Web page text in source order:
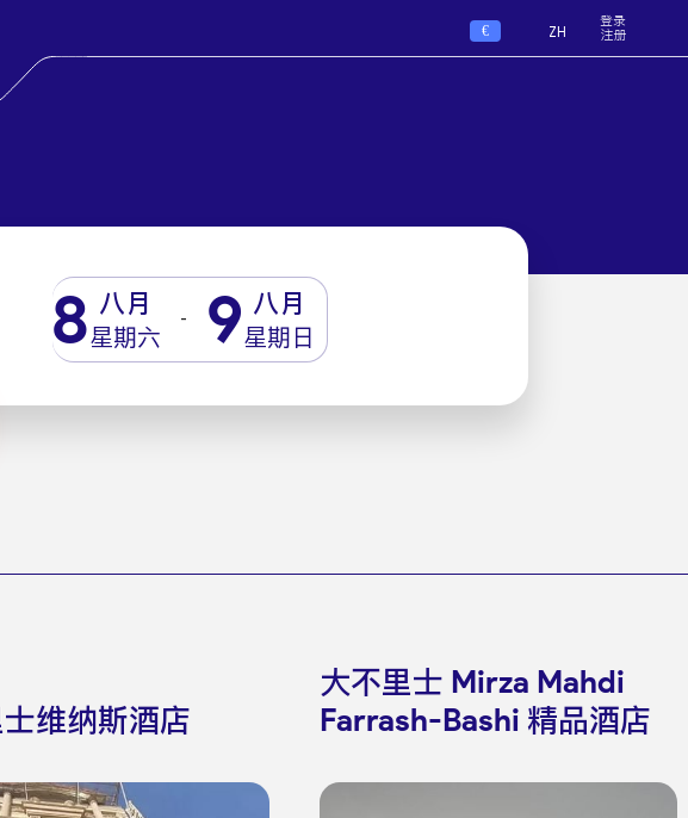
€ ZH
登录
注册
8 八月
星期六
- 9 八月
星期日
维纳斯酒店
大不里士 Mirza Mahdi
Farrash-Bashi 精品酒店